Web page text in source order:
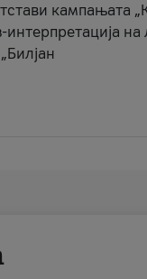
кампањата
на